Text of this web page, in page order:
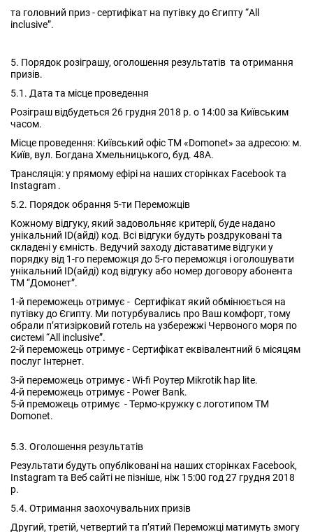
та головний приз - сертифікат на путівку до Єгипту “All
inclusive”.
5. Порядок розіграшу, оголошення результатів та отримання
призів.
5.1. Дата та місце проведення
Розіграш відбудеться 26 грудня 2018 р. о 14:00 за Київським
часом.
Місце проведення: Київський офіс ТМ «Domonet» за адресою: м.
Київ, вул. Богдана Хмельницького, буд. 48А.
Трансляція: у прямому ефірі на наших сторінках Facebook та
Instagram .
5.2. Порядок обрання 5-ти Переможців
Кожному відгуку, який задовольняє критерії, буде надано
унікальний ID(айді) код. Всі відгуки будуть роздруковані та
складені у ємність. Ведучий заходу діставатиме відгуки у
порядку від 1-го переможця до 5-го переможця і оголошувати
унікальний ID(айді) код відгуку або номер договору абонента
ТМ “Домонет”.
1-й переможець отримує - Сертифікат який обмінюється на
путівку до Єгипту. Ми потурбувались про Ваш комфорт, тому
обрали п’ятизірковий готель на узбережжі Червоного моря по
системі “All inclusive”.
2-й переможець отримує - Сертифікат еквівалентний 6 місяцям
послуг Інтернет.
3-й переможець отримує - Wi-fi Роутер Mikrotik hap lite.
4-й переможець отримує - Power Bank.
5-й преможець отримує - Термо-кружку с логотипом ТМ
Domonet.
5.3. Оголошення результатів
Результати будуть опубліковані на наших сторінках Facebook,
Instagram та Веб сайті не пізніше, ніж 15:00 год 27 грудня 2018
р.
5.4. Отримання заохочувальних призів
Другий, третій, четвертий та пʼятий Переможці матимуть змогу